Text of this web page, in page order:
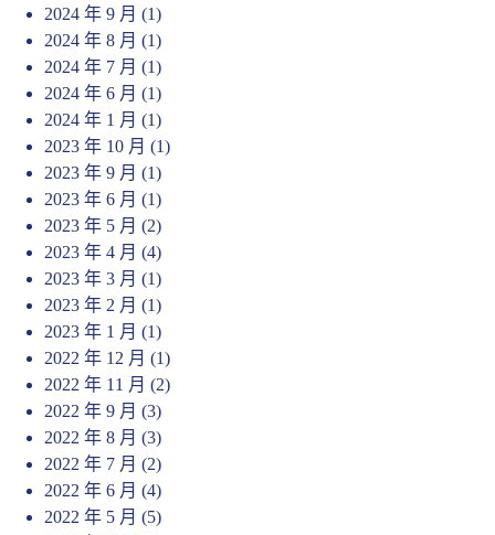
2024 年 9 月 (1)
2024 年 8 月 (1)
2024 年 7 月 (1)
2024 年 6 月 (1)
2024 年 1 月 (1)
2023 年 10 月 (1)
2023 年 9 月 (1)
2023 年 6 月 (1)
2023 年 5 月 (2)
2023 年 4 月 (4)
2023 年 3 月 (1)
2023 年 2 月 (1)
2023 年 1 月 (1)
2022 年 12 月 (1)
2022 年 11 月 (2)
2022 年 9 月 (3)
2022 年 8 月 (3)
2022 年 7 月 (2)
2022 年 6 月 (4)
2022 年 5 月 (5)